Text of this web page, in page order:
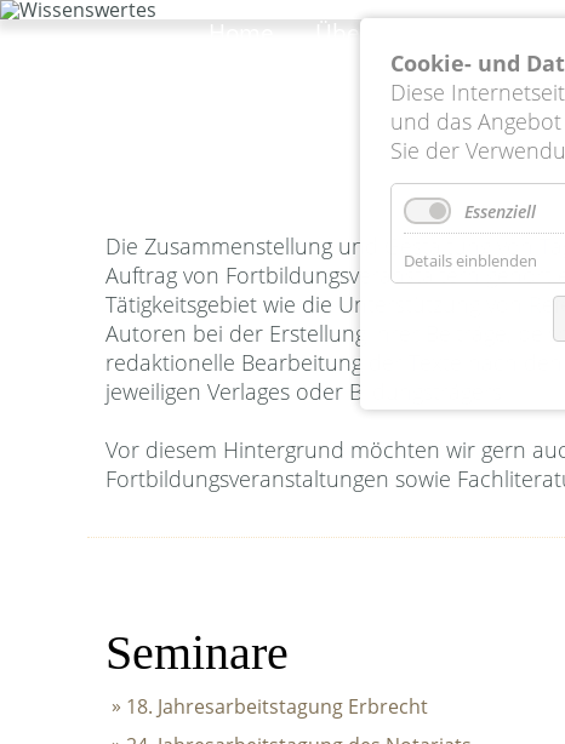
Navigation
überspringen Home Über uns
Die Zusammenstellung und Gestaltung von
Auftrag von Fortbildungsveranstaltern gehört
Tätigkeitsgebiet wie die Unterstützung von
Autoren bei der Erstellung ihrer Beiträge,
redaktionelle Bearbeitung der Texte nach den
jeweiligen Verlages oder Bildungsträgers.
Vor diesem Hintergrund möchten wir gern
Fortbildungsveranstaltungen sowie
dem Bereich der Medizin, der
Seminare
Navigation
18. Jahresarbeitstagung Erbrecht
Cookie- und
Diese
und das
Sie der
Essenziell
Details einblenden